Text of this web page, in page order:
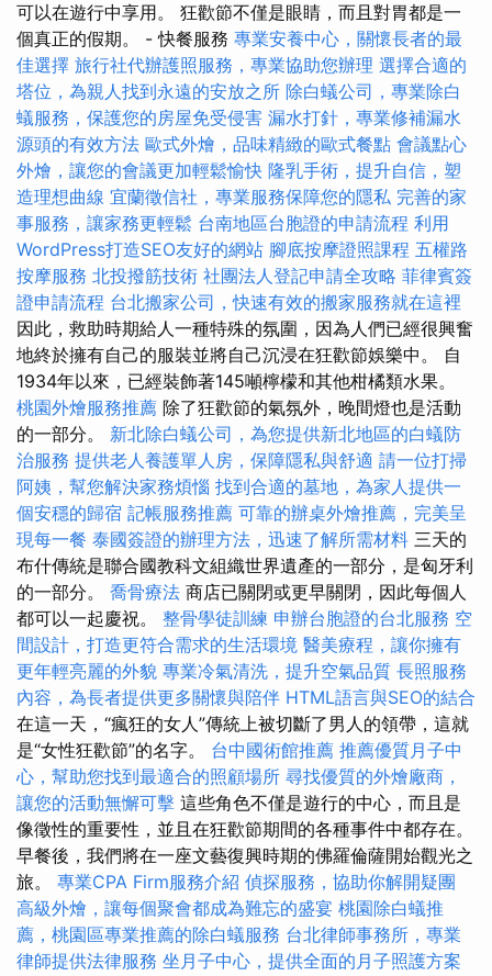
可以在遊行中享用。 狂歡節不僅是眼睛，而且對胃都是一
個真正的假期。 - 快餐服務 專業安養中心，關懷長者的最
佳選擇 旅行社代辦護照服務，專業協助您辦理 選擇合適的
塔位，為親人找到永遠的安放之所 除白蟻公司，專業除白
蟻服務，保護您的房屋免受侵害 漏水打針，專業修補漏水
源頭的有效方法 歐式外燴，品味精緻的歐式餐點 會議點心
外燴，讓您的會議更加輕鬆愉快 隆乳手術，提升自信，塑
造理想曲線 宜蘭徵信社，專業服務保障您的隱私 完善的家
事服務，讓家務更輕鬆 台南地區台胞證的申請流程 利用
WordPress打造SEO友好的網站 腳底按摩證照課程 五權路
按摩服務 北投撥筋技術 社團法人登記申請全攻略 菲律賓簽
證申請流程 台北搬家公司，快速有效的搬家服務就在這裡
因此，救助時期給人一種特殊的氛圍，因為人們已經很興奮
地終於擁有自己的服裝並將自己沉浸在狂歡節娛樂中。 自
1934年以來，已經裝飾著145噸檸檬和其他柑橘類水果。
桃園外燴服務推薦 除了狂歡節的氣氛外，晚間燈也是活動
的一部分。 新北除白蟻公司，為您提供新北地區的白蟻防
治服務 提供老人養護單人房，保障隱私與舒適 請一位打掃
阿姨，幫您解決家務煩惱 找到合適的墓地，為家人提供一
個安穩的歸宿 記帳服務推薦 可靠的辦桌外燴推薦，完美呈
現每一餐 泰國簽證的辦理方法，迅速了解所需材料 三天的
布什傳統是聯合國教科文組織世界遺產的一部分，是匈牙利
的一部分。 喬骨療法 商店已關閉或更早關閉，因此每個人
都可以一起慶祝。 整骨學徒訓練 申辦台胞證的台北服務 空
間設計，打造更符合需求的生活環境 醫美療程，讓你擁有
更年輕亮麗的外貌 專業冷氣清洗，提升空氣品質 長照服務
內容，為長者提供更多關懷與陪伴 HTML語言與SEO的結合
在這一天，“瘋狂的女人”傳統上被切斷了男人的領帶，這就
是“女性狂歡節”的名字。 台中國術館推薦 推薦優質月子中
心，幫助您找到最適合的照顧場所 尋找優質的外燴廠商，
讓您的活動無懈可擊 這些角色不僅是遊行的中心，而且是
像徵性的重要性，並且在狂歡節期間的各種事件中都存在。
早餐後，我們將在一座文藝復興時期的佛羅倫薩開始觀光之
旅。 專業CPA Firm服務介紹 偵探服務，協助你解開疑團
高級外燴，讓每個聚會都成為難忘的盛宴 桃園除白蟻推
薦，桃園區專業推薦的除白蟻服務 台北律師事務所，專業
律師提供法律服務 坐月子中心，提供全面的月子照護方案